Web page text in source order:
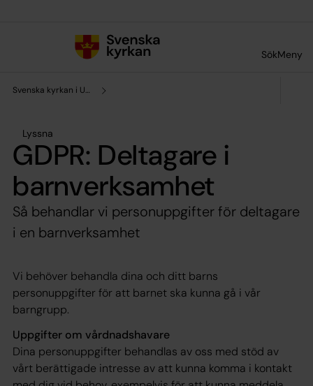
SökMeny
Svenska kyrkan i Ulricehamn
Lyssna
GDPR: Deltagare i
barnverksamhet
Så behandlar vi personuppgifter för deltagare
i en barnverksamhet
Vi behöver behandla dina och ditt barns
personuppgifter för att barnet ska kunna gå i vår
barngrupp.
Uppgifter om vårdnadshavare
Dina personuppgifter behandlas av oss med stöd av
vårt berättigade intresse av att kunna komma i kontakt